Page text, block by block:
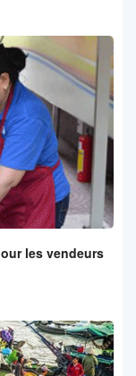
les vendeurs